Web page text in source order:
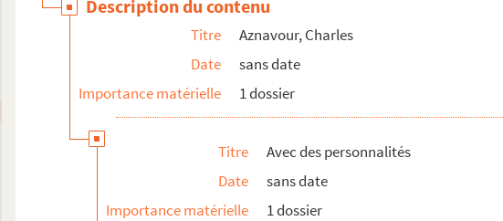
Description du contenu
Titre
Aznavour, Charles
Date
sans date
Importance matérielle
1 dossier
Titre
Avec des personnalités
Date
sans date
Importance matérielle
1 dossier